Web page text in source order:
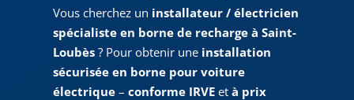
Vous cherchez un installateur / électricien
spécialiste en borne de recharge à Saint-
Loubès? Pour obtenir une installation
sécurisée en borne pour voiture
électrique –conforme IRVE età prix